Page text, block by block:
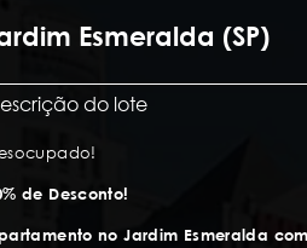
Esmeralda (SP)
do lote
de Desconto!
no Jardim Esmeralda